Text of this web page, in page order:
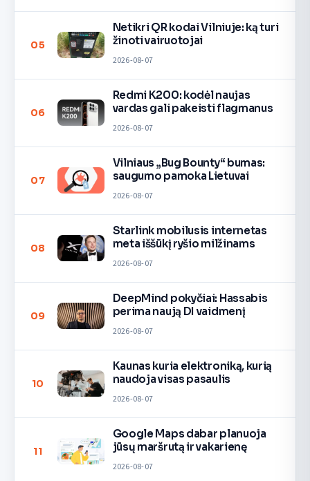
05
Netikri QR kodai Vilniuje: ką turi
žinoti vairuotojai
2026-08-07
06
Redmi K200: kodėl naujas
vardas gali pakeisti flagmanus
2026-08-07
07
Vilniaus „Bug Bounty“ bumas:
saugumo pamoka Lietuvai
2026-08-07
08
Starlink mobilusis internetas
meta iššūkį ryšio milžinams
2026-08-07
09
DeepMind pokyčiai: Hassabis
perima naują DI vaidmenį
2026-08-07
10
Kaunas kuria elektroniką, kurią
naudoja visas pasaulis
2026-08-07
11
Google Maps dabar planuoja
jūsų maršrutą ir vakarienę
2026-08-07